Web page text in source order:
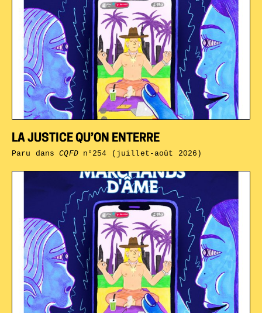
LA JUSTICE QU’ON ENTERRE
Paru dansCQFDn°254 (juillet-août 2026)